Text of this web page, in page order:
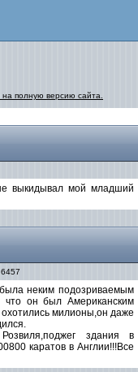
полную версию сайта.
выкидывал мой младший
неким подозриваемым
что он был Американским
милионы,он даже
здания в
каратов в Англии!!!Все